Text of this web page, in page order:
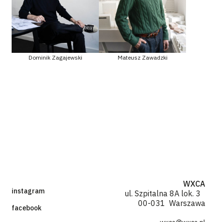
Dominik Zagajewski Mateusz Zawadzki
instagram
facebook
WXCA
ul. Szpitalna 8A lok. 3
00-031 Warszawa